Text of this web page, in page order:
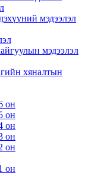
мэдээлэл
мэдээлэл
хяналтын
он
он
он
он
он
он